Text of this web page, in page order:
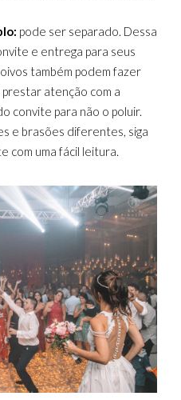
pode ser separado. Dessa
e entrega para seus
também podem fazer
atenção com a
convite para não o poluir.
e brasões diferentes, siga
com uma fácil leitura.